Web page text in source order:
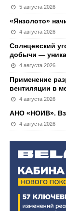
5 августа 2026
«Янзолото»
4 августа 2026
Солнцевский
добычи —
4 августа 2026
Применение
вентиляции в
4 августа 2026
АНО «НОИВ».
4 августа 2026